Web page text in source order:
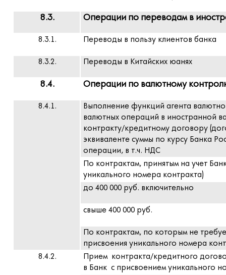
8.3. Операции по переводам в
8.3.1. Переводы в пользу клиентов банка
8.3.2. Переводы в Китайских юанях
8.4. Операции по валютному
8.4.1.
Выполнение функций агента
валютных операций в иностранной
контракту/кредитному договору
эквиваленте суммы по курсу Банка
операции, в т.ч. НДС
По контрактам, принятым на учет
уникального номера контракта)
до 400 000 руб. включительно
свыше 400 000 руб.
По контрактам, по которым не
присвоения уникального номера
8.4.2.
Прием контракта/кредитного
в Банк с присвоением уникального